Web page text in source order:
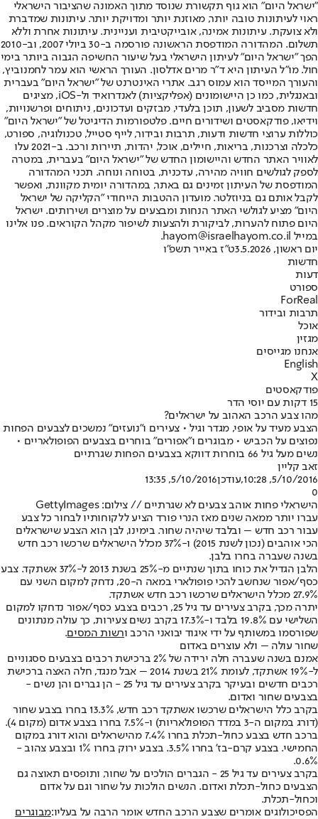
"ישראל היום" הוא גוף תקשורת שנוסד מתוך האמונה שהציבור הישראלי
ראוי לעיתונות טובה יותר, מאוזנת יותר ומדויקת יותר. עיתונות שמדברת
ולא צועקת. עיתונות אמינה, אובייקטיבית ועניינית. עיתונות אחרת וללא
תשלום. המהדורה המודפסת הראשונה פורסמה ב-30 ביולי 2007, וב-2010
הפך "ישראל היום" לעיתון הישראלי בעל שיעור החשיפה הגבוה ביותר בימי
חול. מו"ל העיתון היא ד"ר מרים אדלסון. העורך הראשי הוא עמר לחמנוביץ,
והעורך המייסד הוא עמוס רגב. אתרי האינטרנט של "ישראל היום" בעברית
ובאנגלית, כמו כן היישומונים (אפליקציות) לאנדרואיד ול-iOS, מציגים
חדשות מסביב לשעון, תוכן בלעדי, מבזקים ועדכונים, ניתוחים ופרשנויות,
וידיאו, פודקאסטים ושידורים חיים. פלטפורמות הדיגיטל של "ישראל היום"
כוללות ערוצי חדשות ודעות, תרבות ובידור, לייף סטייל, טכנולוגיה, ספורט,
כלכלה וצרכנות, בריאות, חיילים, אוכל, יהדות, תיירות ורכב. ב-2021 עלו
לאוויר האתר החדש והיישומון החדש של "ישראל היום" בעברית, במטרה
לספק לגולשים חוויה מהירה, עדכנית, בטוחה ונוחה. תכני המהדורה
המודפסת של העיתון זמינים גם באתר, במהדורה יומית מקוונת, ואפשר
לקבל אותם גם בניוזלטר. מועדון ההטבות הייחודי "הקליקה של ישראל
היום" מציע לגולשי האתר הנחות ומבצעים על מוצרים ושירותים. ישראל
היום פתוח להערות, לביקורת ולהצעות לשיפור מקהל הקוראים. פנו אלינו
במייל hayom@israelhayom.co.il.
יום ראשון, 3.5.2026
ט"ז באייר תשפ"ו
חדשות
דעות
ספורט
ForReal
תרבות ובידור
אוכל
מגזין
אנחנו מגייסים
English
X
פודקאסטים
15 דקות עם יוסי הדר
מהו צבע הרכב האהוב על ישראלים?
הצבע מעיד על אופי, מגדר וגיל • צעירים ו"נועזים" נמשכים לצבעים הפחות
נפוצים על הכביש • מבוגרים ו"אפורים" בוחרים בצבעים הפופולאריים •
נשים מעל גיל 66 בוחרות דווקא בצבעים הפחות שגרתיים
זאב קליין
5/10/2016, 10:28
,עודכן5/10/2016, 13:35
0
הישראלי פחות אוהב צבעים לא שגרתיים // צילום: GettyImages
עברו יותר ממאה שנים מאז הנרי פורד הציע ללקוחותיו לבחור כל צבע
עבור רכב חדש – ובלבד שיהיה שחור. בימינו, לבן הוא הצבע שישראלים
הכי אוהבים (נכון לשנת 2015) ו-37% מכלל הישראלים שרכשו רכב חדש
בשנה שעברה בחרו בלבן.
הלבן הגדיל את כוחו בתוך שנתיים מ-25% בשנת 2013 ל-37% אשתקד. צבע
כסף/אפור שנחשב להכי פופולארי במאה ה-20, נדחק למקום השני עם
27.9% מכלל הישראלים שרכשו רכב חדש אשתקד.
יתרה מכך, בקרב צעירים עד גיל 25, רכבים בצבע כסף/אפור נדחקו למקום
השלישי עם 19.8% בלבד ו-17.3% בקרב נשים צעירות, כך עולה מנתונים
שפורסמו במשותף על ידי איגוד יבואני הרכב ורשות המסים.
שחור עולה – ולא עוצרים באדום
אמנם בשנה שעברה חלה ירידה של 2% ברכישת רכבים בצבעים ססגוניים
ל-19% אשתקד, לעומת 21% בשנת 2014 – אבל מנגד, חלה האצה ברכישת
רכבים חדשים ובעיקר בקרב צעירים עד גיל 25 - הן גברים והן נשים -
בצבעים שחור ואדום.
בקרב כלל הישראלים שרכשו אשתקד רכב חדש, 13.3% בחרו בצבע שחור
(דורג במקום ה-3 במדד הפופולאריות) ו-7.5% בחרו בצבע אדום (מקום 4).
ברכב חדש בצבע כחול-תכלת בחרו 7.4% מהישראלים והוא דורג במקום
החמישי. בצבע קרם-בז' בחרו 3.5%. בצבע ירוק בחרו 1% ובצבע צהוב -
0.6%.
בקרב צעירים עד גיל 25 - הגברים הולכים על שחור, ותופסים תאוצה גם
הצבעים כחול-תכלת ואדום. הנשים הולכות על שחור וגם על אדום
וכחול-תכלת.
הפסיכולוגים אומרים שצבע הרכב החדש אומר הרבה על בעליו:מבוגרים